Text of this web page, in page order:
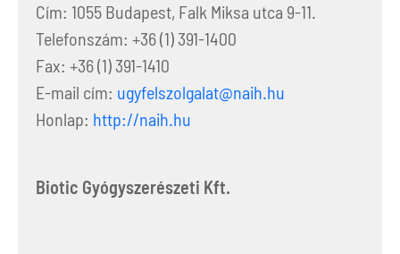
Cím: 1055 Budapest, Falk Miksa utca 9-11.
Telefonszám: +36 (1) 391-1400
Fax: +36 (1) 391-1410
E-mail cím: ugyfelszolgalat@naih.hu
Honlap: http://naih.hu
Biotic Gyógyszerészeti Kft.